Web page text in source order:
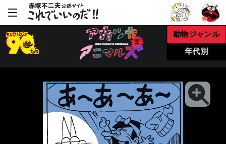
動物ジャンル
年代別